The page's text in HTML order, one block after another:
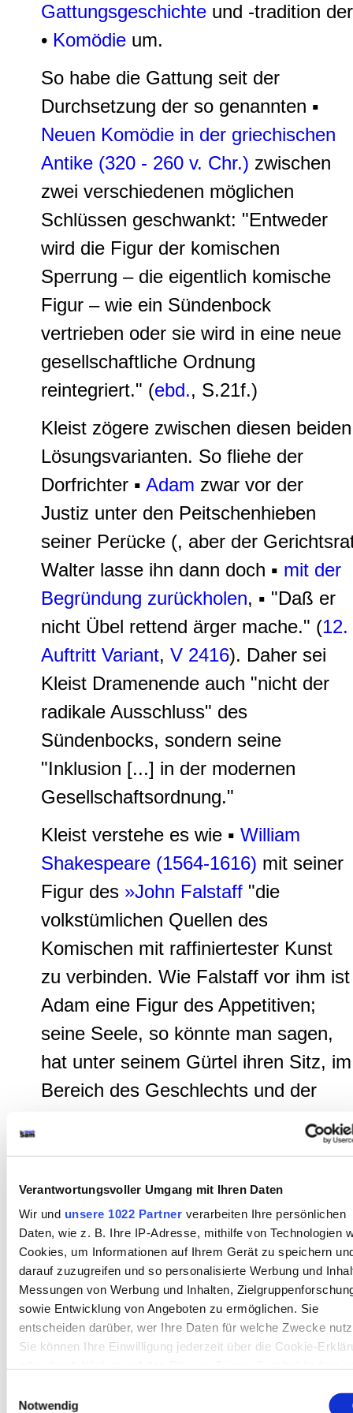
Verantwortungsvoller Umgang mit Ihren Daten
Wir und unsere 1022 Partnerverarbeiten Ihre persönlichen
Daten, wie z. B. Ihre IP-Adresse, mithilfe von Technologien
Cookies, um Informationen auf Ihrem Gerät zu speichern
darauf zuzugreifen und so personalisierte Werbung und
Messungen von Werbung und Inhalten,
sowie Entwicklung von Angeboten zu ermöglichen. Sie
entscheiden darüber, wer Ihre Daten für welche Zwecke
Sie können Ihre Einwilligung jederzeit über die Cookie-
Notwendig
Gattungsgeschichte und -tradition der
• Komödie um.
So habe die Gattung seit der
Durchsetzung der so genannten ▪
Neuen Komödie in der griechischen
Antike (320 - 260 v. Chr.) zwischen
zwei verschiedenen möglichen
Schlüssen geschwankt: "Entweder
wird die Figur der komischen
Sperrung – die eigentlich komische
Figur – wie ein Sündenbock
vertrieben oder sie wird in eine neue
gesellschaftliche Ordnung
reintegriert." (ebd., S.21f.)
Kleist zögere zwischen diesen beiden
Lösungsvarianten. So fliehe der
Dorfrichter ▪ Adam zwar vor der
Justiz unter den Peitschenhieben
seiner Perücke (, aber der
Walter lasse ihn dann doch ▪ mit der
Begründung zurückholen, ▪ "Daß er
nicht Übel rettend ärger mache." (12.
Auftritt Variant, V 2416). Daher sei
Kleist Dramenende auch "nicht der
radikale Ausschluss" des
Sündenbocks, sondern seine
"Inklusion [...] in der modernen
Gesellschaftsordnung."
Kleist verstehe es wie ▪ William
Shakespeare (1564-1616) mit seiner
Figur des »John Falstaff "die
volkstümlichen Quellen des
Komischen mit raffiniertester Kunst
zu verbinden. Wie Falstaff vor ihm ist
Adam eine Figur des Appetitiven;
seine Seele, so könnte man sagen,
hat unter seinem Gürtel ihren Sitz, im
Bereich des Geschlechts und der
Verdauung. Und das Lachen, das
Es ist eine körperliche Turbulenz."
(ebd., S.22)
Mit dem▪Zerbrochnen Krughabe
sich Kleist von der moraldidaktischen
Ausrichtung durch die ▪